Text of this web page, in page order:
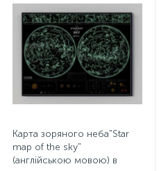
Карта зоряного неба"Star
map of the sky"
(англійською мовою) в